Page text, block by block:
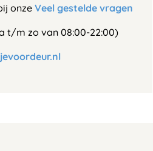
onze Veel gestelde vragen
t/m zo van 08:00-22:00)